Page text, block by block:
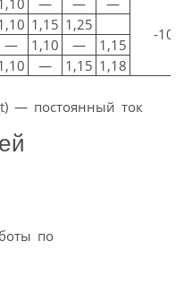
— —
—
-100
1,15 1,25
— 1,10 —
1,15
— 1,15 1,18
— постоянный ток
по